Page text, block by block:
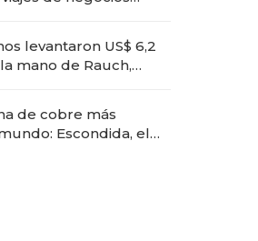
levantaron US$ 6,2
mano de Rauch,
de cobre más
Escondida, el